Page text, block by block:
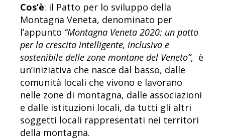
Cos’è: il Patto per lo sviluppo della
Montagna Veneta, denominato per
l’appunto “Montagna Veneta 2020: un patto
per la crescita intelligente, inclusiva e
sostenibile delle zone montane del Veneto”, è
un’iniziativa che nasce dal basso, dalle
comunità locali che vivono e lavorano
nelle zone di montagna, dalle associazioni
e dalle istituzioni locali, da tutti gli altri
soggetti locali rappresentati nei territori
della montagna.